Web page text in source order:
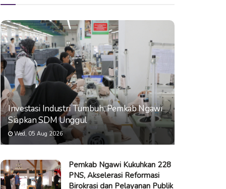
Investasi Industri Tumbuh, Pemkab Ngawi
Siapkan SDM Unggul
Wed, 05 Aug 2026
Pemkab Ngawi Kukuhkan 228
PNS, Akselerasi Reformasi
Birokrasi dan Pelayanan Publik